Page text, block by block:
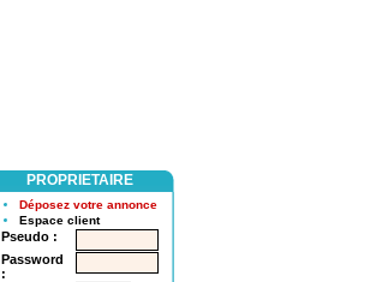
PROPRIETAIRE
Déposez votre annonce
Espace client
Pseudo :
Password
: